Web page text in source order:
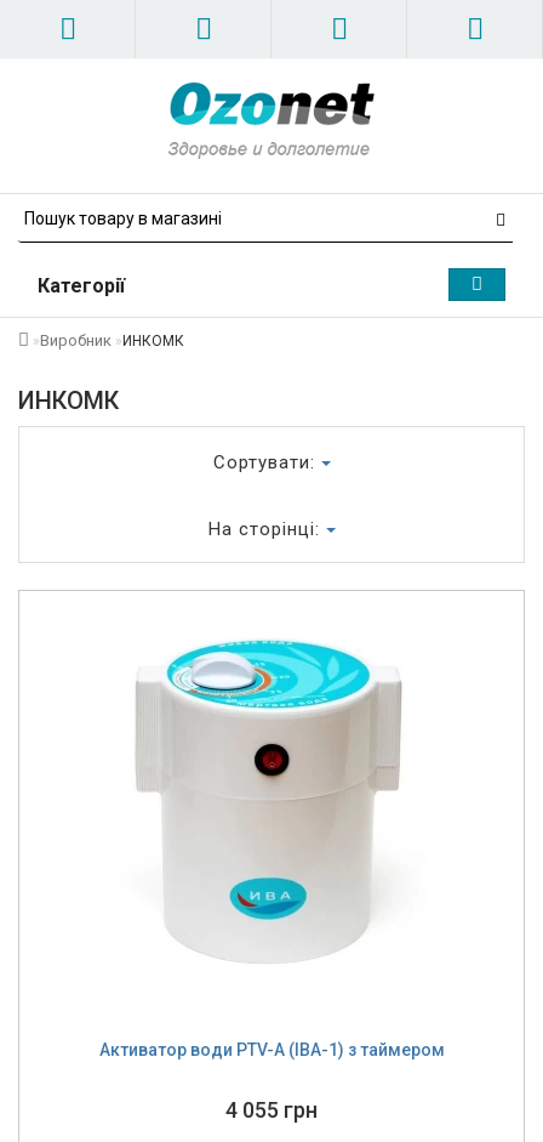
Категорії
Виробник ИНКОМК
ИНКОМК
Сортувати:
На сторінці:
Активатор води PTV-A (ІВА-1) з таймером
4 055 грн